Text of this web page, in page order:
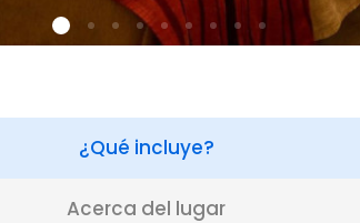
¿Qué incluye?
Acerca del lugar